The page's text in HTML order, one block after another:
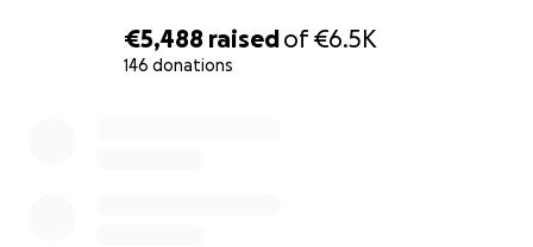
€5,488 raisedof€6.5K
146 donations